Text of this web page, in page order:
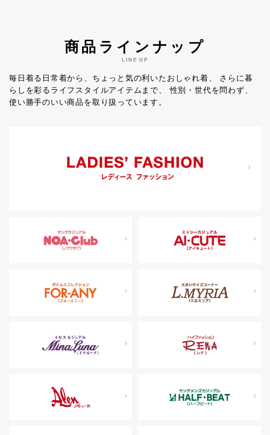
商品ラインナップ
LINE UP
毎日着る日常着から、ちょっと気の利いたおしゃれ着、
さらに暮
らしを彩るライフスタイルアイテムまで、
性別・世代を問わず、
使い勝手のいい商品を取り扱っています。